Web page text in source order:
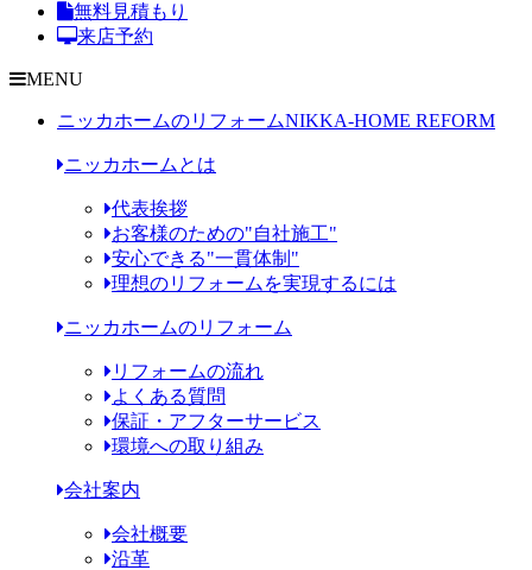
無料見積もり
来店予約
MENU
ニッカホームのリフォームNIKKA-HOME REFORM
ニッカホームとは
代表挨拶
お客様のための"自社施工"
安心できる"一貫体制"
理想のリフォームを実現するには
ニッカホームのリフォーム
リフォームの流れ
よくある質問
保証・アフターサービス
環境への取り組み
会社案内
会社概要
沿革